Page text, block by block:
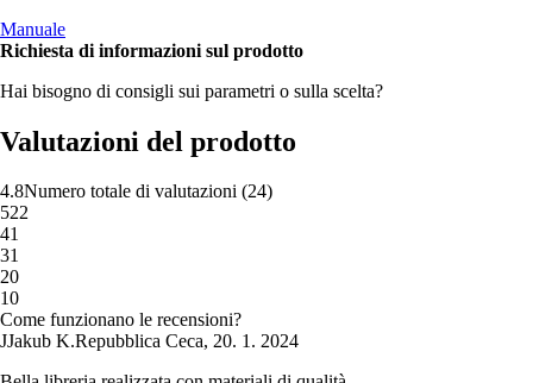
Manuale
Richiesta di informazioni sul prodotto
Hai bisogno di consigli sui parametri o sulla scelta?
Valutazioni del prodotto
4.8Numero totale di valutazioni (24)
522
41
31
20
10
Come funzionano le recensioni?
JJakub K.Repubblica Ceca, 20. 1. 2024